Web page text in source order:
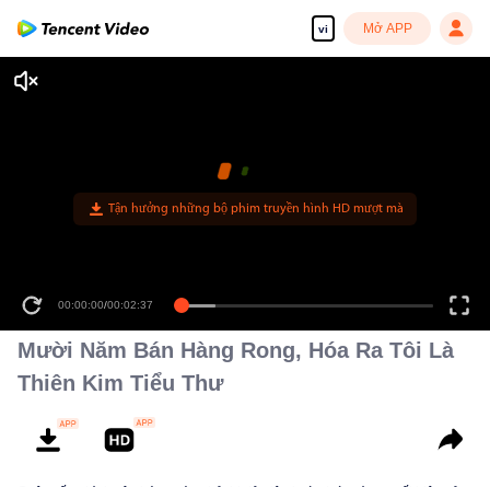
vi Mở APP
Tận hưởng những bộ phim truyền hình HD mượt mà
00:00:00/00:02:37
Mười Năm Bán Hàng Rong, Hóa Ra Tôi Là
Thiên Kim Tiểu Thư